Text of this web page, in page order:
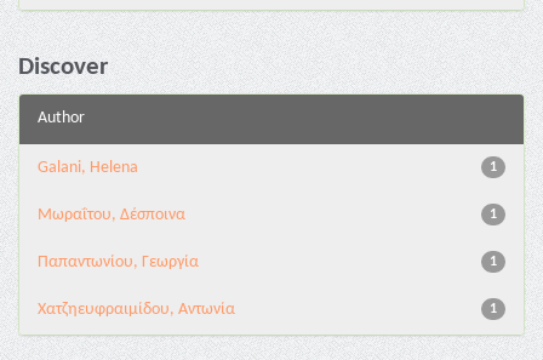
Discover
Author
1
Galani, Helena
1
Μωραΐτου, Δέσποινα
1
Παπαντωνίου, Γεωργία
1
Χατζηευφραιμίδου, Αντωνία